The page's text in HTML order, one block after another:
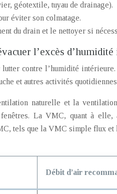
géotextile, tuyau de drainage).
éviter son colmatage.
du drain et le nettoyer si
l’excès
contre l’humidité
et autres activités
naturelle et la
La VMC, quant à
tels que la VMC simple flux et
Débit d’air